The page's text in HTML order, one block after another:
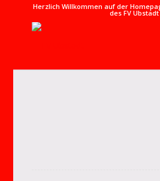
Herzlich Willkommen auf der
des FV Ubstadt